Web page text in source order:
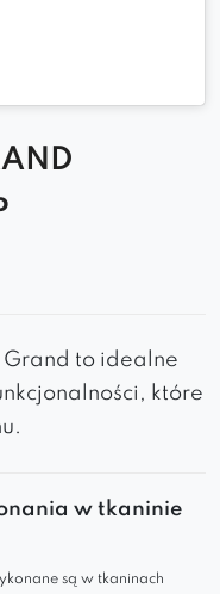
Grand to idealne
które
w tkaninie
są w tkaninach